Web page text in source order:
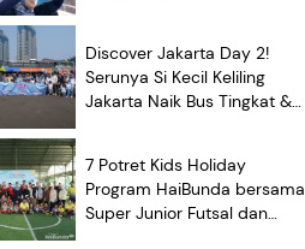
Discover Jakarta Day 2!
Serunya Si Kecil Keliling
Jakarta Naik Bus Tingkat &
7 Potret Kids Holiday
Program HaiBunda bersama
Super Junior Futsal dan